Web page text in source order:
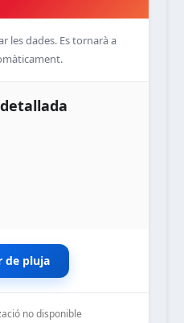
les dades. Es tornarà a
de pluja
no disponible